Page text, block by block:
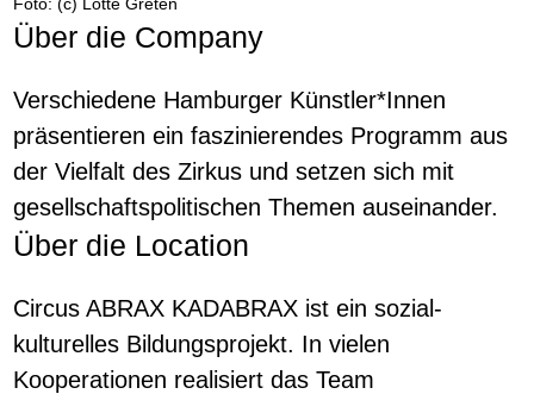
Über die Company
Verschiedene Hamburger Künstler*Innen
präsentieren ein faszinierendes Programm aus
der Vielfalt des Zirkus und setzen sich mit
gesellschaftspolitischen Themen auseinander.
Über die Location
Circus ABRAX KADABRAX ist ein sozial-
kulturelles Bildungsprojekt. In vielen
Kooperationen realisiert das Team